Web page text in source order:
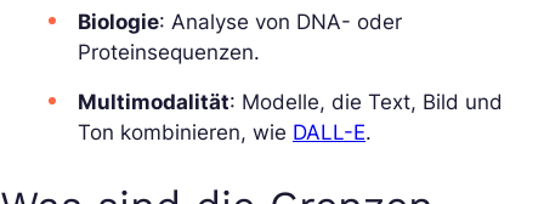
Biologie: Analyse von DNA- oder
Proteinsequenzen.
Multimodalität: Modelle, die Text, Bild und
Ton kombinieren, wie DALL-E.